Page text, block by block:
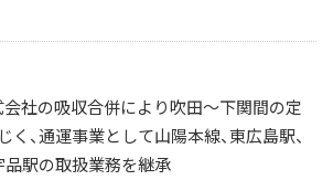
社の吸収合併により吹田～下関間の定
く、通運事業として山陽本線、東広島駅、
品駅の取扱業務を継承